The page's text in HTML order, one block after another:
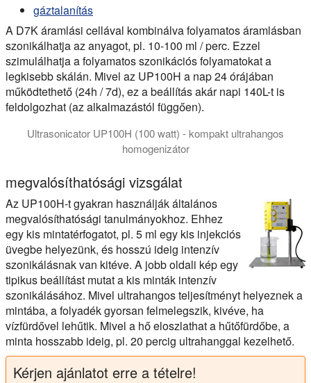
gáztalanítás
A D7K áramlási cellával kombinálva folyamatos áramlásban
szonikálhatja az anyagot, pl. 10-100 ml / perc. Ezzel
szimulálhatja a folyamatos szonikációs folyamatokat a
legkisebb skálán. Mivel az UP100H a nap 24 órájában
működtethető (24h / 7d), ez a beállítás akár napi 140L-t is
feldolgozhat (az alkalmazástól függően).
Ultrasonicator UP100H (100 watt) - kompakt ultrahangos
homogenizátor
megvalósíthatósági vizsgálat
Az UP100H-t gyakran használják általános
megvalósíthatósági tanulmányokhoz. Ehhez
egy kis mintatérfogatot, pl. 5 ml egy kis injekciós
üvegbe helyezünk, és hosszú ideig intenzív
szonikálásnak van kitéve. A jobb oldali kép egy
tipikus beállítást mutat a kis minták intenzív
szonikálásához. Mivel ultrahangos teljesítményt helyeznek a
mintába, a folyadék gyorsan felmelegszik, kivéve, ha
vízfürdővel lehűtik. Mivel a hő eloszlathat a hűtőfürdőbe, a
minta hosszabb ideig, pl. 20 percig ultrahanggal kezelhető.
Kérjen ajánlatot erre a tételre!